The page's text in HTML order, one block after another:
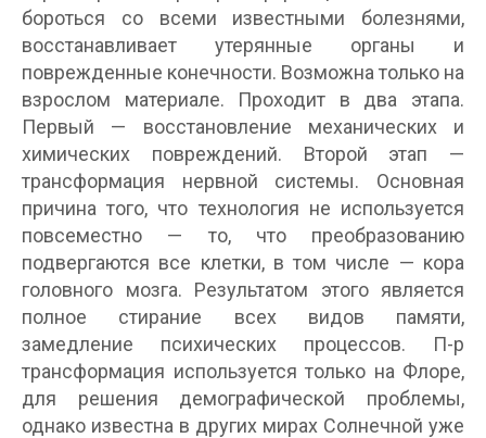
бороться со всеми известными болезнями,
восстанавливает утерянные органы и
поврежденные конечности. Возможна только на
взрослом материале. Проходит в два этапа.
Первый — восстановление механических и
химических повреждений. Второй этап —
трансформация нервной системы. Основная
причина того, что технология не используется
повсеместно — то, что преобразованию
подвергаются все клетки, в том числе — кора
головного мозга. Результатом этого является
полное стирание всех видов памяти,
замедление психических процессов. П-р
трансформация используется только на Флоре,
для решения демографической проблемы,
однако известна в других мирах Солнечной уже